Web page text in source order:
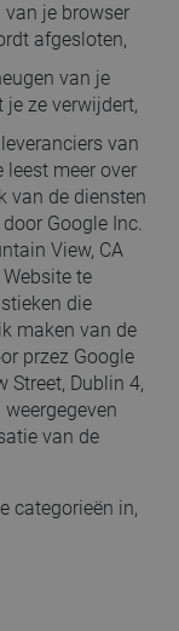
van je browser
afgesloten,
van je
ze verwijdert,
van
meer over
van de diensten
Google Inc.
View, CA
te
die
maken van de
przez Google
Street, Dublin 4,
van de
categorieën in,